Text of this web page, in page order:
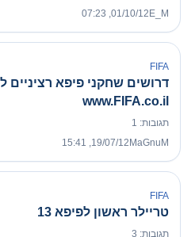
E_M
01/10/12, 07:23
FIFA
דרושים שחקני פיפא רציניים
www.FIFA.co.il
תגובות: 1
MaGnuM
19/07/12, 15:41
FIFA
טריילר ראשון לפיפא 13
תגובות: 3